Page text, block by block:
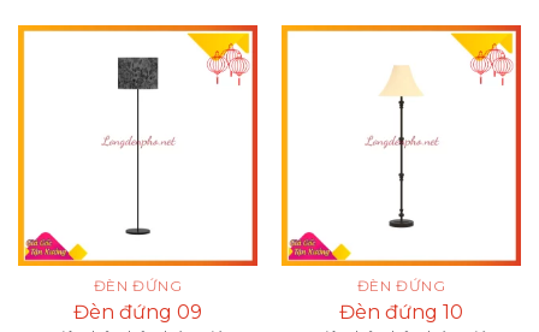
ĐÈN ĐỨNG
Đèn đứng 09
ĐÈN ĐỨNG
Đèn đứng 10